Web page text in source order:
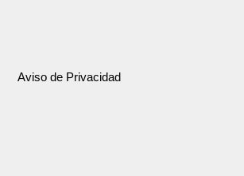
Aviso de Privacidad